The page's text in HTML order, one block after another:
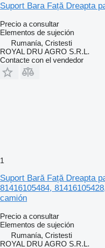
Suport Bara Față Dreapta
Precio a consultar
Elementos de sujeción
Rumanía, Cristesti
ROYAL DRU AGRO S.R.L.
Contacte con el vendedor
1
Suport Bară Față Dreapta
81416105484,
camión
Precio a consultar
Elementos de sujeción
Rumanía, Cristesti
ROYAL DRU AGRO S.R.L.